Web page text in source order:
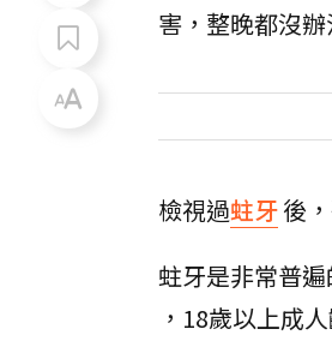
害，整晚都沒辦
檢視過蛀牙後
蛀牙是非常普
，18歲以上成